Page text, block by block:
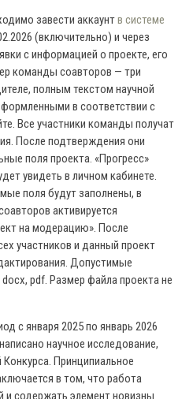
завести аккаунтв системе
(включительно) и через
с информацией о проекте, его
команды соавторов — три
полным текстом научной
в соответствии с
Все участники команды получат
После подтверждения они
поля проекта. «Прогресс»
увидеть в личном кабинете.
поля будут заполнены, в
активируется
на модерацию». После
участников и данный проект
Допустимые
pdf. Размер файла проекта не
с января 2025 по январь 2026
научное исследование,
Принципиальное
в том, что работа
содержать элемент новизны.